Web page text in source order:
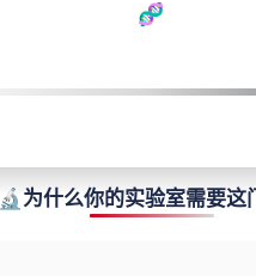
🧬
Need
🔬为什么你的实验室需要这